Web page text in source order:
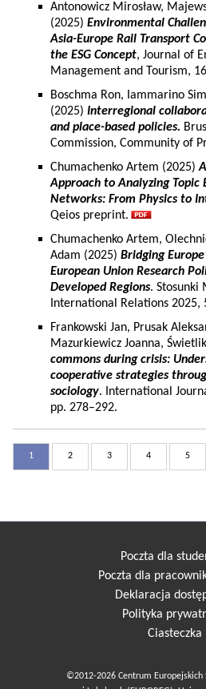
Antonowicz Mirosław,
(2025) Environmental
Asia-Europe Rail Transport
the ESG Concept, Journal of
Management and Tourism,
Boschma Ron, Iammarino
(2025) Interregional
and place-based policies.
Commission, Community of
Chumachenko Artem (2025)
Approach to Analyzing Topic
Networks: From Physics to
Qeios preprint.
Chumachenko Artem,
Adam (2025) Bridging
European Union Research
Developed Regions. Stosunki
International Relations 2025,
Frankowski Jan, Prusak
Mazurkiewicz Joanna,
commons during crisis:
cooperative strategies
sociology. International
pp. 278–292.
1 2 3 4 5
Poczta dla
Poczta dla
Deklaracja
Polityka
Ciasteczka
©2012-2026 Centrum Europejskich